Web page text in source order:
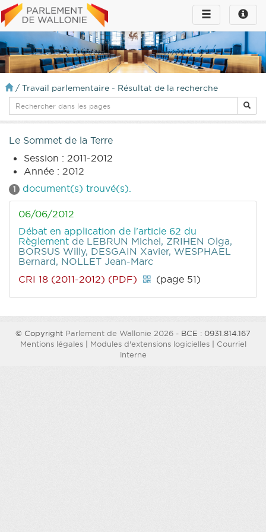
Toggle
infos
Toggle
navigation
/ Travail parlementaire - Résultat de la recherche
Le Sommet de la Terre
Session : 2011-2012
Année : 2012
1 document(s) trouvé(s).
06/06/2012
Débat en application de l'article 62 du
Règlement de LEBRUN Michel, ZRIHEN Olga,
BORSUS Willy, DESGAIN Xavier, WESPHAEL
Bernard, NOLLET Jean-Marc
CRI 18 (2011-2012) (PDF)
(page 51)
© Copyright Parlement de Wallonie 2026 - BCE : 0931.814.167
Mentions légales| Modules d'extensions logicielles| Courriel
interne